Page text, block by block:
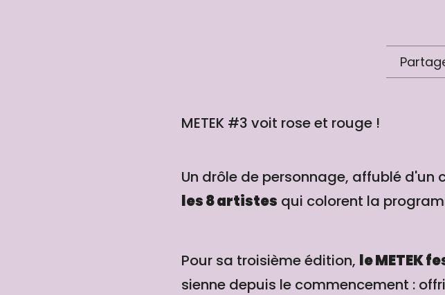
METEK #3 voit rose et rouge !
Un drôle de personnage, affublé d'un
les 8 artistes qui colorent la
Pour sa troisième édition, le METEK
sienne depuis le commencement :